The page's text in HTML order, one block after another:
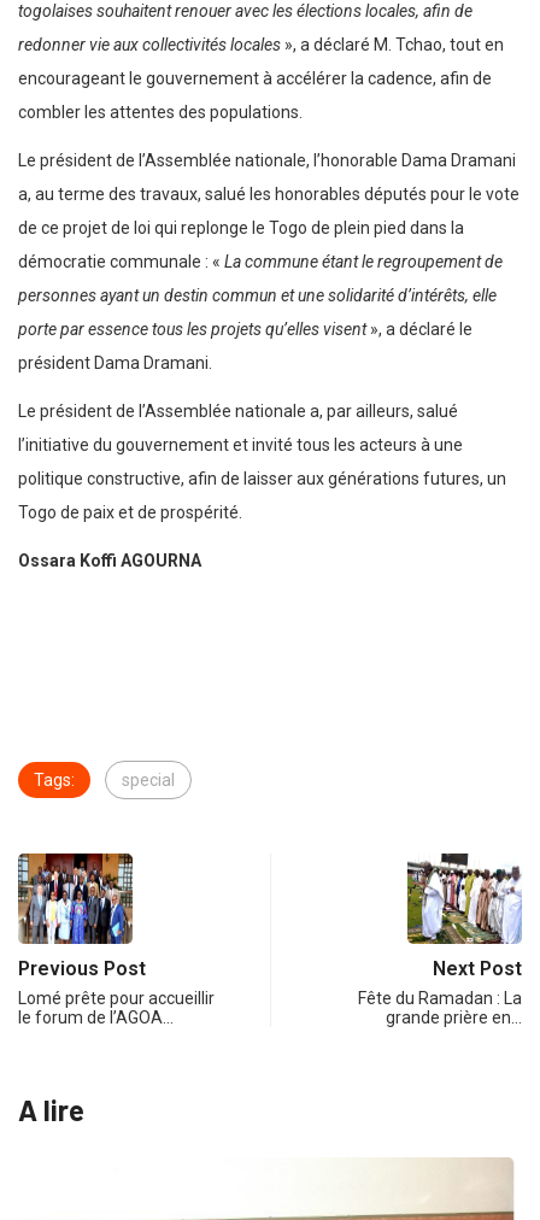
togolaises souhaitent renouer avec les élections locales, afin de
redonner vie aux collectivités locales », a déclaré M. Tchao, tout en
encourageant le gouvernement à accélérer la cadence, afin de
combler les attentes des populations.
Le président de l’Assemblée nationale, l’honorable Dama Dramani
a, au terme des travaux, salué les honorables députés pour le vote
de ce projet de loi qui replonge le Togo de plein pied dans la
démocratie communale : « La commune étant le regroupement de
personnes ayant un destin commun et une solidarité d’intérêts, elle
porte par essence tous les projets qu’elles visent», a déclaré le
président Dama Dramani.
Le président de l’Assemblée nationale a, par ailleurs, salué
l’initiative du gouvernement et invité tous les acteurs à une
politique constructive, afin de laisser aux générations futures, un
Togo de paix et de prospérité.
Ossara Koffi AGOURNA
Tags: special
Previous Post
Lomé prête pour accueillir
le forum de l’AGOA…
Next Post
Fête du Ramadan : La
grande prière en…
A lire